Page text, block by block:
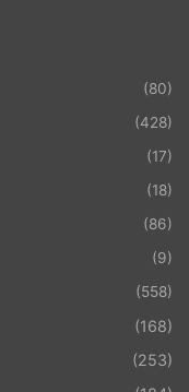
(80)
(428)
(17)
(18)
(86)
(9)
(558)
(168)
(253)